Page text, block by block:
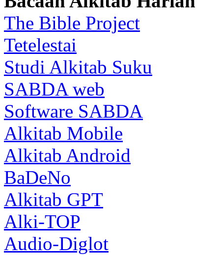
The Bible Project
Tetelestai
Studi Alkitab Suku
SABDA web
Software SABDA
Alkitab Mobile
Alkitab Android
BaDeNo
Alkitab GPT
Alki-TOP
Audio-Diglot